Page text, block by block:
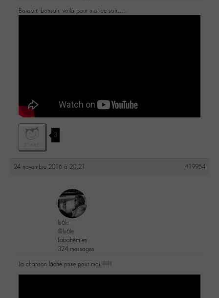
Bonsoir, bonsoir, voilà pour moi ce soir…..
3
24 novembre 2016 à 20:21 #19954
lu6le
@lu6le
Labohémien
324 messages
La chanson lâché prise pour moi !!!!!